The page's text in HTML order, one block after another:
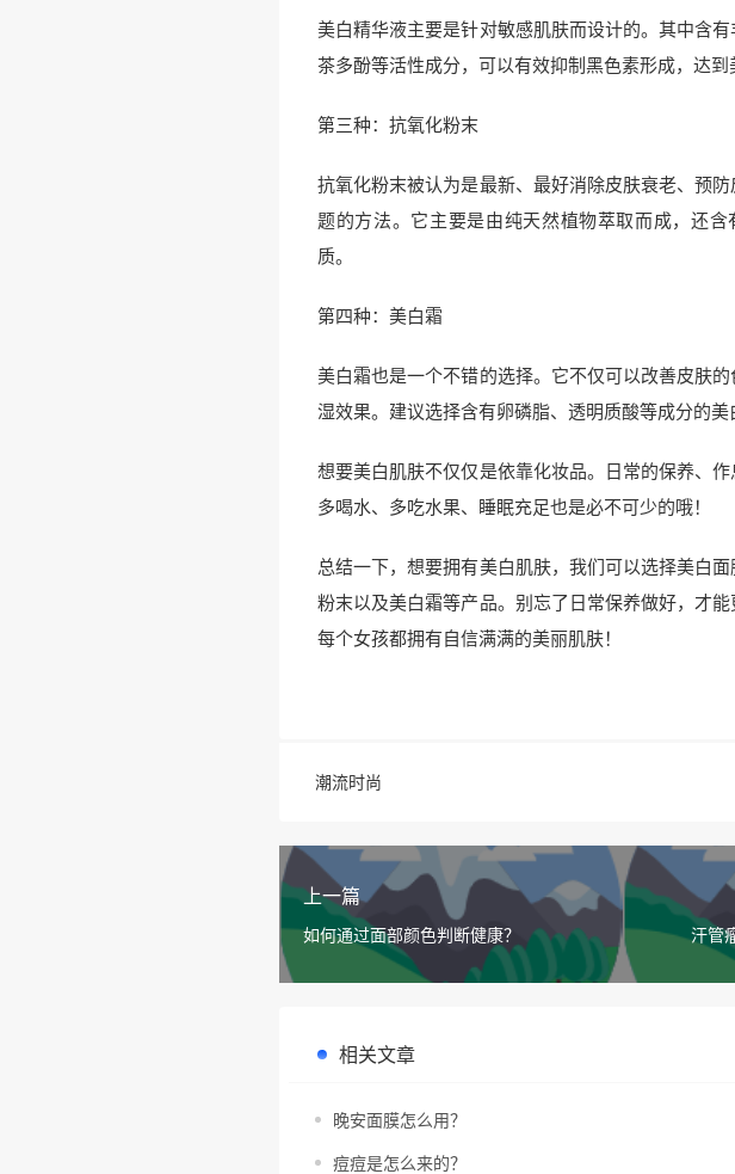
美白精华液主要是针对敏感肌肤而设计的。其中含有
茶多酚等活性成分，可以有效抑制黑色素形成，达到
第三种：抗氧化粉末
抗氧化粉末被认为是最新、最好消除皮肤衰老、预
题的方法。它主要是由纯天然植物萃取而成，还
质。
第四种：美白霜
美白霜也是一个不错的选择。它不仅可以改善皮肤
湿效果。建议选择含有卵磷脂、透明质酸等成分的美
想要美白肌肤不仅仅是依靠化妆品。日常的保养、作
多喝水、多吃水果、睡眠充足也是必不可少的哦！
总结一下，想要拥有美白肌肤，我们可以选择美白
粉末以及美白霜等产品。别忘了日常保养做好，才
每个女孩都拥有自信满满的美丽肌肤！
潮流时尚
上一篇
如何通过面部颜色判断健康？ 汗管
相关文章
晚安面膜怎么用？
痘痘是怎么来的？